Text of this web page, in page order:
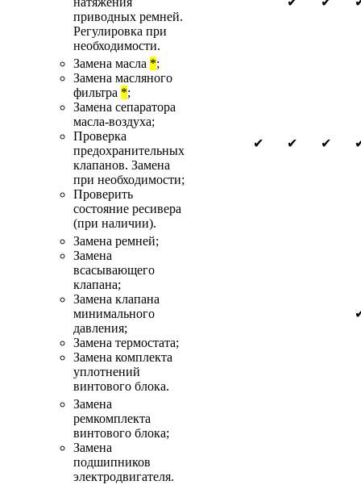
приводных ремней.
Регулировка при
необходимости.
Замена масла *;
Замена масляного
фильтра *;
Замена сепаратора
масла-воздуха;
Проверка
предохранительных
клапанов. Замена
при необходимости;
Проверить
состояние ресивера
(при наличии).
✔ ✔ ✔
Замена ремней;
Замена
всасывающего
клапана;
Замена клапана
минимального
давления;
Замена термостата;
Замена комплекта
уплотнений
винтового блока.
Замена
ремкомплекта
винтового блока;
Замена
подшипников
электродвигателя.